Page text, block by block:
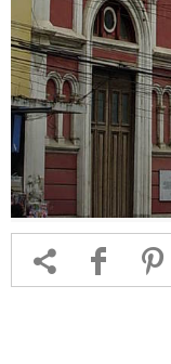
 f 1